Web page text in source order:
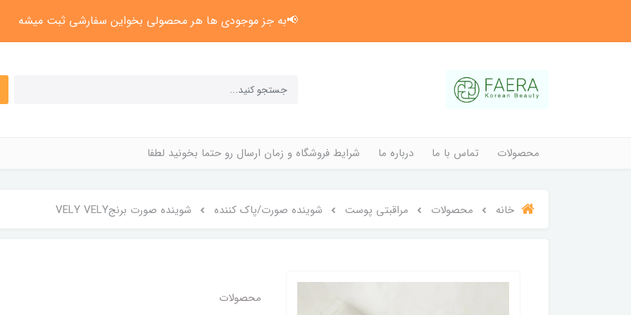
📢به جز موجودی ها هر محصولی بخواین سفارشی ثبت میشه
محصولات تماس با ما درباره ما شرایط فروشگاه و زمان ارسال رو حتما بخونید لطفا
خانه محصولات مراقبتی پوست شوینده صورت/پاک کننده شوینده صورت برنجVELY VELY
محصولات